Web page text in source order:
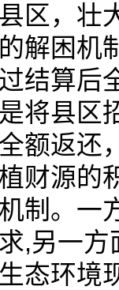
区，壮
解困机
结算后
将县区
额返还
财源的
制。一
,另一
态环境